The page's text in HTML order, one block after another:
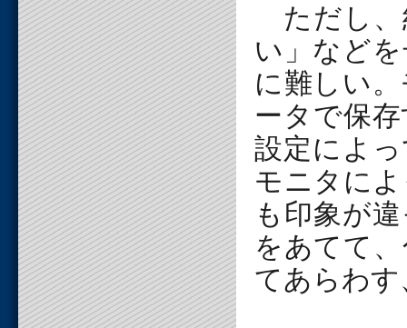
ただし、
い」など
に難しい
ータで保
設定によ
モニタに
も印象が
をあてて
てあらわ